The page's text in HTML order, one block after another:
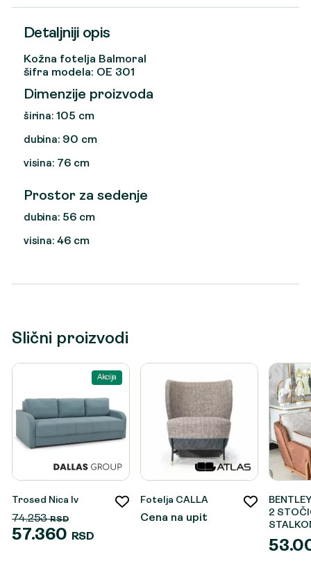
Detaljniji opis
Kožna fotelja Balmoral
šifra modela: OE 301
Dimenzije proizvoda
širina: 105 cm
dubina: 90 cm
visina: 76 cm
Prostor za sedenje
dubina: 56 cm
visina: 46 cm
Slični proizvodi
Akcija
Trosed Nica Iv
74.253RSD
57.360 RSD
Fotelja CALLA
Cena na upit
2